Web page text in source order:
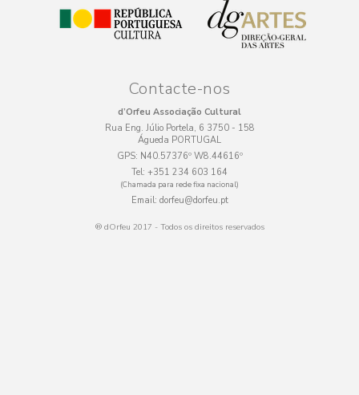
Contacte-nos
d’Orfeu Associação Cultural
Rua Eng. Júlio Portela, 6 3750 - 158
Águeda PORTUGAL
GPS: N40.57376º W8.44616º
Tel: +351 234 603 164
(Chamada para rede fixa nacional)
Email: dorfeu@dorfeu.pt
® dOrfeu 2017 - Todos os direitos reservados